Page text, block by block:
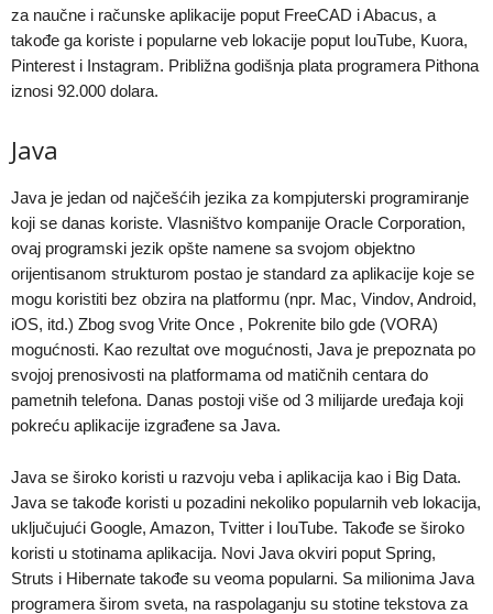
za naučne i računske aplikacije poput FreeCAD i Abacus, a
takođe ga koriste i popularne veb lokacije poput IouTube, Kuora,
Pinterest i Instagram. Približna godišnja plata programera Pithona
iznosi 92.000 dolara.
Java
Java je jedan od najčešćih jezika za kompjuterski programiranje
koji se danas koriste. Vlasništvo kompanije Oracle Corporation,
ovaj programski jezik opšte namene sa svojom objektno
orijentisanom strukturom postao je standard za aplikacije koje se
mogu koristiti bez obzira na platformu (npr. Mac, Vindov, Android,
iOS, itd.) Zbog svog Vrite Once , Pokrenite bilo gde (VORA)
mogućnosti. Kao rezultat ove mogućnosti, Java je prepoznata po
svojoj prenosivosti na platformama od matičnih centara do
pametnih telefona. Danas postoji više od 3 milijarde uređaja koji
pokreću aplikacije izgrađene sa Java.
Java se široko koristi u razvoju veba i aplikacija kao i Big Data.
Java se takođe koristi u pozadini nekoliko popularnih veb lokacija,
uključujući Google, Amazon, Tvitter i IouTube. Takođe se široko
koristi u stotinama aplikacija. Novi Java okviri poput Spring,
Struts i Hibernate takođe su veoma popularni. Sa milionima Java
programera širom sveta, na raspolaganju su stotine tekstova za